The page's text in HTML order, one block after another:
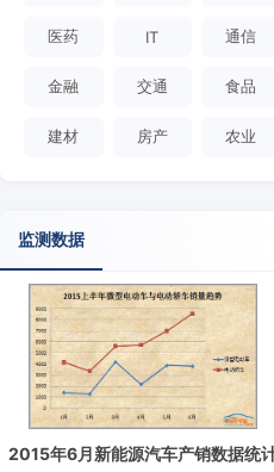
医药 IT 通信
金融 交通 食品
建材 房产 农业
监测数据
2015年6月新能源汽车产销数据统